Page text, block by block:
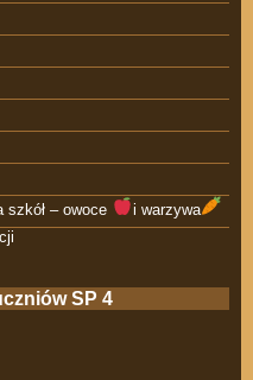
szkół – owoce
i warzywa
SP 4